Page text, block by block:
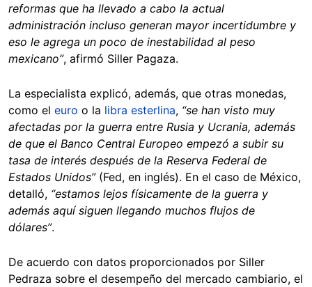
reformas que ha llevado a cabo la actual
administración incluso generan mayor incertidumbre y
eso le agrega un poco de inestabilidad al peso
mexicano”, afirmó Siller Pagaza.
La especialista explicó, además, que otras monedas,
como el euro o la libra esterlina, “se han visto muy
afectadas por la guerra entre Rusia y Ucrania, además
de que el Banco Central Europeo empezó a subir su
tasa de interés después de la Reserva Federal de
Estados Unidos”(Fed, en inglés). En el caso de México,
detalló, “estamos lejos físicamente de la guerra y
además aquí siguen llegando muchos flujos de
dólares”.
De acuerdo con datos proporcionados por Siller
Pedraza sobre el desempeño del mercado cambiario, el